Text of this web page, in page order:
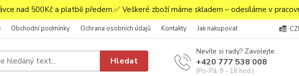
nad 500Kč a platbě předem.✅ Veškeré zboží máme skladem – odesíláme v
Obchodní podmínky Ochrana osobních údajů Kontakty Jak nakupovat
Hledat
Nevíte si rady? Zavolejte.
+420 777 538 008
(Po-Pá, 9 - 18 hod.)